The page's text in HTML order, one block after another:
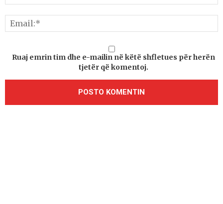
Ruaj emrin tim dhe e-mailin në këtë shfletues për herën
tjetër që komentoj.